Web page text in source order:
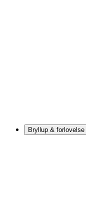
Bryllup & forlovelse